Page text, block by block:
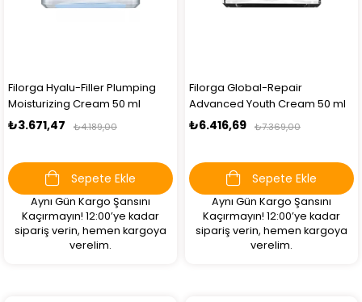
Filorga Hyalu-Filler Plumping
Moisturizing Cream 50 ml
₺3.671,47 ₺4.189,00
Sepete Ekle
Aynı Gün Kargo Şansını
Kaçırmayın! 12:00’ye kadar
sipariş verin, hemen kargoya
verelim.
Filorga Global-Repair
Advanced Youth Cream 50 ml
₺6.416,69 ₺7.369,00
Sepete Ekle
Aynı Gün Kargo Şansını
Kaçırmayın! 12:00’ye kadar
sipariş verin, hemen kargoya
verelim.